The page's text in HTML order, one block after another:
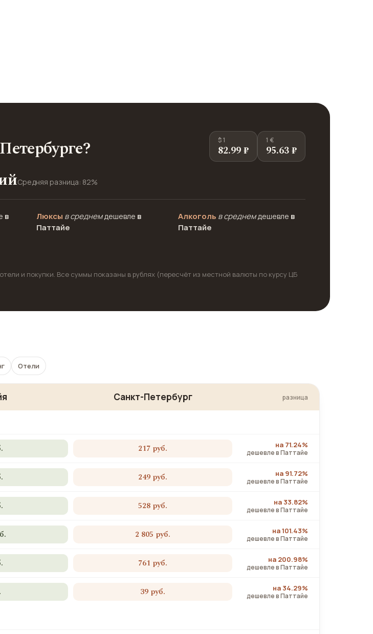
$ 1
82.99 ₽
1 €
95.63 ₽
Средняя разница: 82%
в
Люксы в среднемдешевле в
Паттайе
Алкоголь в среднемдешевле в
Паттайе
и покупки. Все суммы показаны в рублях (пересчёт из местной валюты по курсу ЦБ
Отели
Санкт-Петербург разница
217 руб. на 71.24%
дешевле в Паттайе
249 руб. на 91.72%
дешевле в Паттайе
528 руб. на 33.82%
дешевле в Паттайе
2 805 руб. на 101.43%
дешевле в Паттайе
761 руб. на 200.98%
дешевле в Паттайе
39 руб. на 34.29%
дешевле в Паттайе